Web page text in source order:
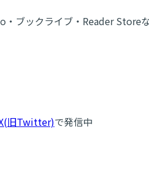
ブックライブ・Reader Store
旧Twitter)で発信中